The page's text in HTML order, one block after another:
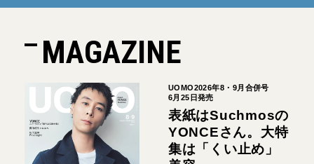
MAGAZINE
UOMO2026年8・9月合併号
6月25日発売
表紙はSuchmosの
YONCEさん。大特
集は「くい止め」